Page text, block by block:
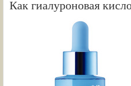
Как гиалуроновая